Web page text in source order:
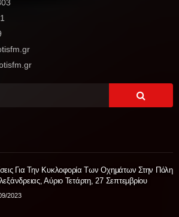
Για Την Κυκλοφορία Των Οχημάτων Στην Πόλη
Αύριο Τετάρτη, 27 Σεπτεμβρίου
2023